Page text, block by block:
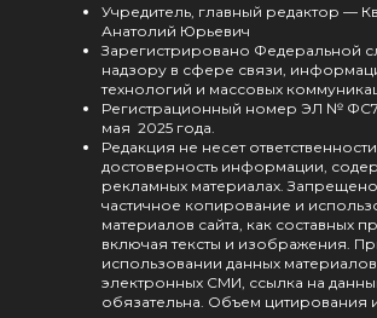
Учредитель, главный редактор —
Анатолий Юрьевич
Зарегистрировано Федеральной
надзору в сфере связи,
технологий и массовых
Регистрационный номер ЭЛ №
мая 2025 года.
Редакция не несет
достоверность информации,
рекламных материалах.
частичное копирование и
материалов сайта, как составных
включая тексты и изображения.
использовании данных
электронных СМИ, ссылка на
обязательна. Объем